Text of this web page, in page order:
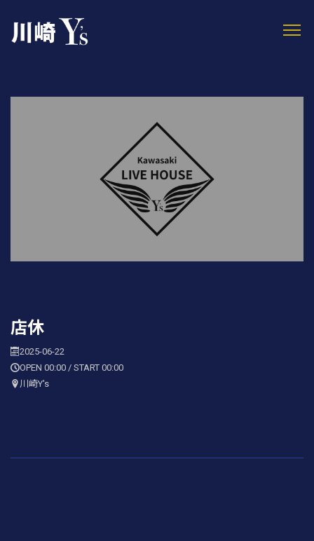
店休
2025-06-22
OPEN 00:00 / START 00:00
川崎Y's